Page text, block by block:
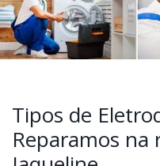
Tipos de
Reparamos na